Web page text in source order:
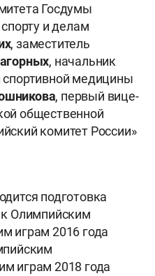
Госдумы
и делам
, заместитель
, начальник
спортивной медицины
, первый вице-
общественной
комитет России»
подготовка
к Олимпийским
играм 2016 года
играм 2018 года